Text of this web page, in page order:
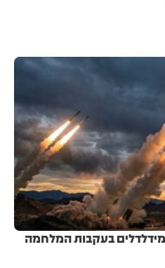
בעקבות המלחמה